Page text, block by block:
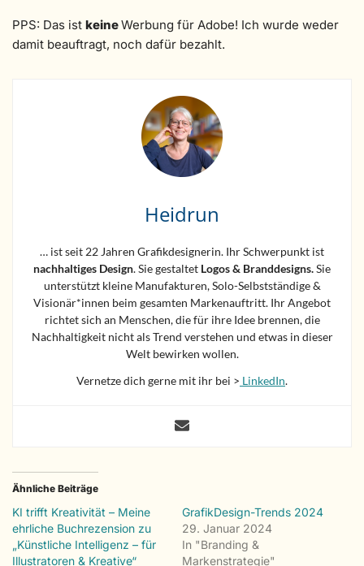
PPS: Das ist keineWerbung für Adobe! Ich wurde weder
damit beauftragt, noch dafür bezahlt.
Heidrun
… ist seit 22 Jahren Grafikdesignerin. Ihr Schwerpunkt ist
nachhaltiges Design. Sie gestaltet Logos & Branddesigns.Sie
unterstützt kleine Manufakturen, Solo-Selbstständige &
Visionär*innen beim gesamten Markenauftritt. Ihr Angebot
richtet sich an Menschen, die für ihre Idee brennen, die
Nachhaltigkeit nicht als Trend verstehen und etwas in dieser
Welt bewirken wollen.
Vernetze dich gerne mit ihr bei > LinkedIn.
Ähnliche Beiträge
KI trifft Kreativität – Meine
ehrliche Buchrezension zu
„Künstliche Intelligenz – für
Illustratoren & Kreative“
GrafikDesign-Trends 2024
29. Januar 2024
In "Branding &
Markenstrategie"